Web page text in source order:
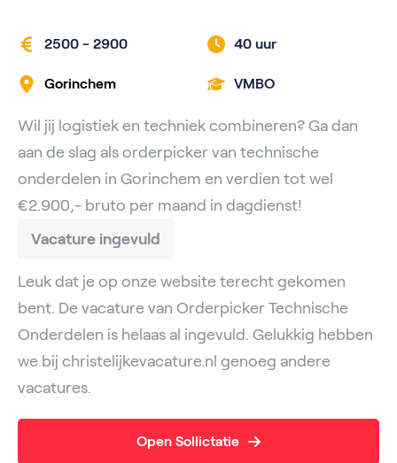
2500 - 2900 40 uur
Gorinchem VMBO
Wil jij logistiek en techniek combineren? Ga dan
aan de slag als orderpicker van technische
onderdelen in Gorinchem en verdien tot wel
€2.900,- bruto per maand in dagdienst!
Vacature ingevuld
Leuk dat je op onze website terecht gekomen
bent. De vacature van Orderpicker Technische
Onderdelen is helaas al ingevuld. Gelukkig hebben
we bij christelijkevacature.nl genoeg andere
vacatures.
Open Sollictatie